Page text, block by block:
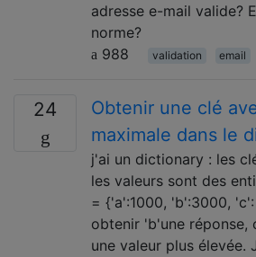
adresse e-mail valide?
norme?
988
validation email
24
Obtenir une clé
maximale dans le
j'ai un dictionary : les
les valeurs sont des
= {'a':1000, 'b':3000,
obtenir 'b'une réponse,
une valeur plus élevée.